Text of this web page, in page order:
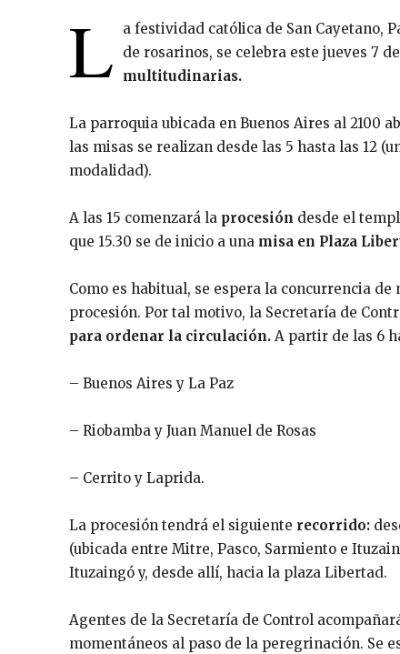
L
a festividad católica de San Cayetano,
de rosarinos, se celebra este jueves 7
multitudinarias.
La parroquia ubicada en Buenos Aires al 2100
las misas se realizan desde las 5 hasta las 12
modalidad).
A las 15 comenzará la procesión desde el
que 15.30 se de inicio a una misa en Plaza
Como es habitual, se espera la concurrencia
procesión. Por tal motivo, la Secretaría de
para ordenar la circulación. A partir de las 6
– Buenos Aires y La Paz
– Riobamba y Juan Manuel de Rosas
– Cerrito y Laprida.
La procesión tendrá el siguiente recorrido:
(ubicada entre Mitre, Pasco, Sarmiento e
Ituzaingó y, desde allí, hacia la plaza Libertad.
Agentes de la Secretaría de Control
momentáneos al paso de la peregrinación. Se